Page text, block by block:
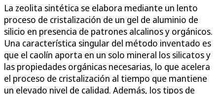
La zeolita sintética se elabora mediante un lento
proceso de cristalización de un gel de aluminio de
silicio en presencia de patrones alcalinos y orgánicos.
Una característica singular del método inventado es
que el caolín aporta en un solo mineral los silicatos y
las propiedades orgánicas necesarias, lo que acelera
el proceso de cristalización al tiempo que mantiene
un elevado nivel de calidad. Además, los tipos de